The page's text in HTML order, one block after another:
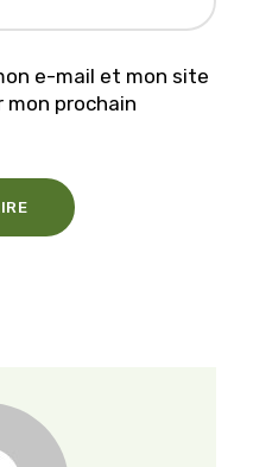
e-mail et mon site
mon prochain